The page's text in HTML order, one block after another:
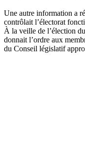
Une autre information a
contrôlait l’électorat
À la veille de l’élection
donnait l’ordre aux
du Conseil législatif